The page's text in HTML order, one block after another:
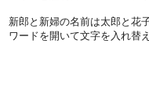
新郎と新婦の名前は太郎と花
ワードを開いて文字を入れ替